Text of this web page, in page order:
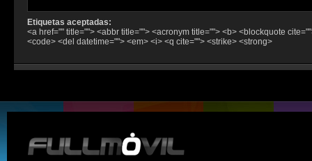
Etiquetas aceptadas:
<a href="" title=""> <abbr title=""> <acronym title=""> <b> <blockquote
<code> <del datetime=""> <em> <i> <q cite=""> <strike> <strong>